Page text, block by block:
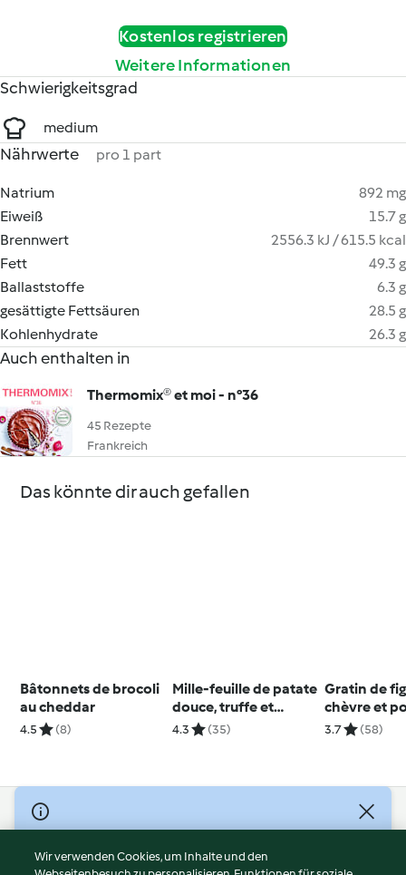
Kostenlos registrieren
Weitere Informationen
Schwierigkeitsgrad
medium
Nährwerte pro 1 part
Natrium
892 mg
Eiweiß
15.7 g
Brennwert
2556.3 kJ / 615.5 kcal
Fett
49.3 g
Ballaststoffe
6.3 g
gesättigte Fettsäuren
28.5 g
Kohlenhydrate
26.3 g
Auch enthalten in
Thermomix® et moi - n°36
45 Rezepte
Frankreich
Das könnte dir auch gefallen
Bâtonnets de brocoli
au cheddar
4.5 (8)
Mille-feuille de patate
douce, truffe et
beaufort
4.3 (35)
Gratin de
chèvre et
terre
3.7 (58)
© Copyright 2026
Nutzungsbedingungen
Wir verwenden Cookies, um Inhalte und den